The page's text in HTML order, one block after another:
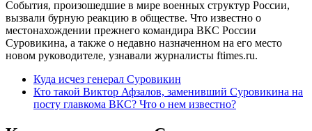
События, произошедшие в мире военных структур России,
вызвали бурную реакцию в обществе. Что известно о
местонахождении прежнего командира ВКС России
Суровикина, а также о недавно назначенном на его место
новом руководителе, узнавали журналисты ftimes.ru.
Куда исчез генерал Суровикин
Кто такой Виктор Афзалов, заменивший Суровикина на
посту главкома ВКС? Что о нем известно?